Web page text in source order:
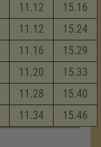
11.12
15.16
11.12
15.24
11.16
15.29
11.20
15.33
11.28
15.40
11.34 15.46